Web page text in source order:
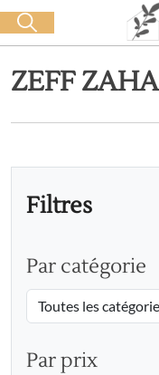
Livraison offerte dès 60€ d'achat
ZEFF ZAHA
Filtres
Par catégorie
Par prix